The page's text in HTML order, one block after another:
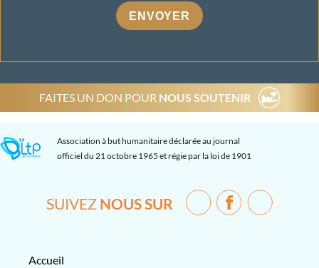
ENVOYER
FAITES UN DON POUR NOUS SOUTENIR
Association à but humanitaire déclarée au journal
officiel du 21 octobre 1965 et régie par la loi de 1901
SUIVEZ NOUS SUR
Accueil